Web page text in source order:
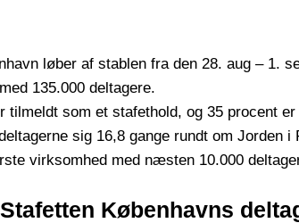
løber af stablen fra den 28. aug – 1.
135.000 deltagere.
tilmeldt som et stafethold, og 35 procent
sig 16,8 gange rundt om Jorden
virksomhed med næsten 10.000
Københavns